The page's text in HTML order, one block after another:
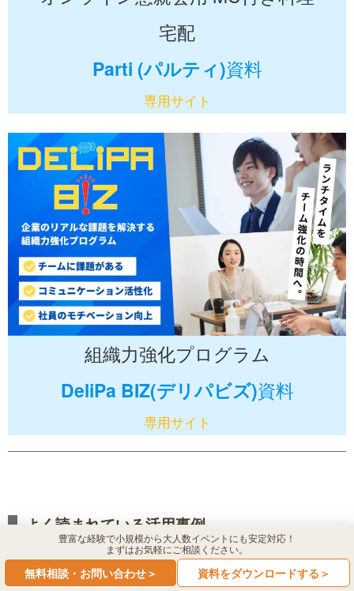
宅配
Parti (パルティ)資料
専用サイト
組織力強化プログラム
DeliPa BIZ(デリパビズ)資料
専用サイト
よく読まれている活用事例
社内イベント事例6選｜歓迎会・忘年会・懇親会・
周年パーティなど目的別、企画別に紹介
豊富な経験で小規模から大人数イベントにも安定対応！
まずはお気軽にご相談ください。
無料相談・お問い合わせ＞ 資料をダウンロードする＞